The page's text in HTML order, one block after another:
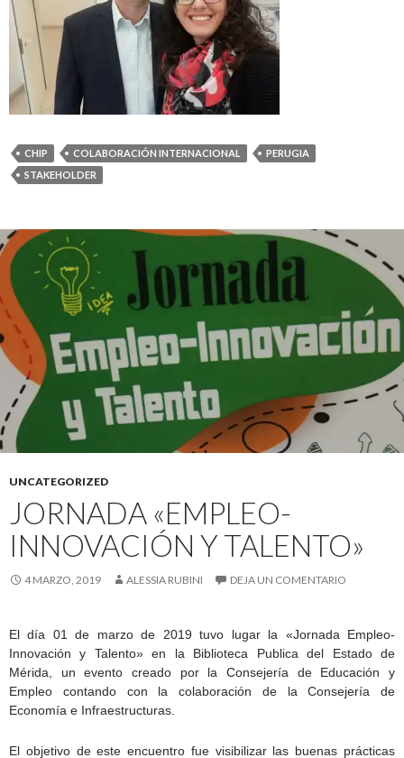
CHIP COLABORACIÓN INTERNACIONAL
PERUGIA
STAKEHOLDER
UNCATEGORIZED
JORNADA «EMPLEO-
INNOVACIÓN Y TALENTO»
4 MARZO, 2019 ALESSIA RUBINI DEJA UN COMENTARIO
El día 01 de marzo de 2019 tuvo lugar la «Jornada Empleo-
Innovación y Talento» en la Biblioteca Publica del Estado de
Mérida, un evento creado por la Consejería de Educación y
Empleo contando con la colaboración de la Consejería de
Economía e Infraestructuras.
El objetivo de este encuentro fue visibilizar las buenas prácticas